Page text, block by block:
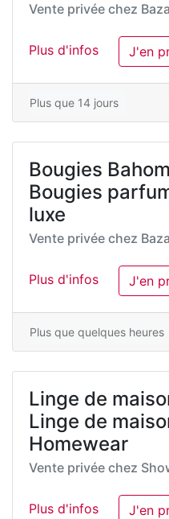
Vente privée chez
Plus d'infos J'en
Plus que 14 jours
Bougies
Bougies
luxe
Vente privée chez
Plus d'infos J'en
Plus que quelques heures
Linge de
Linge de
Homewear
Vente privée chez
Plus d'infos J'en